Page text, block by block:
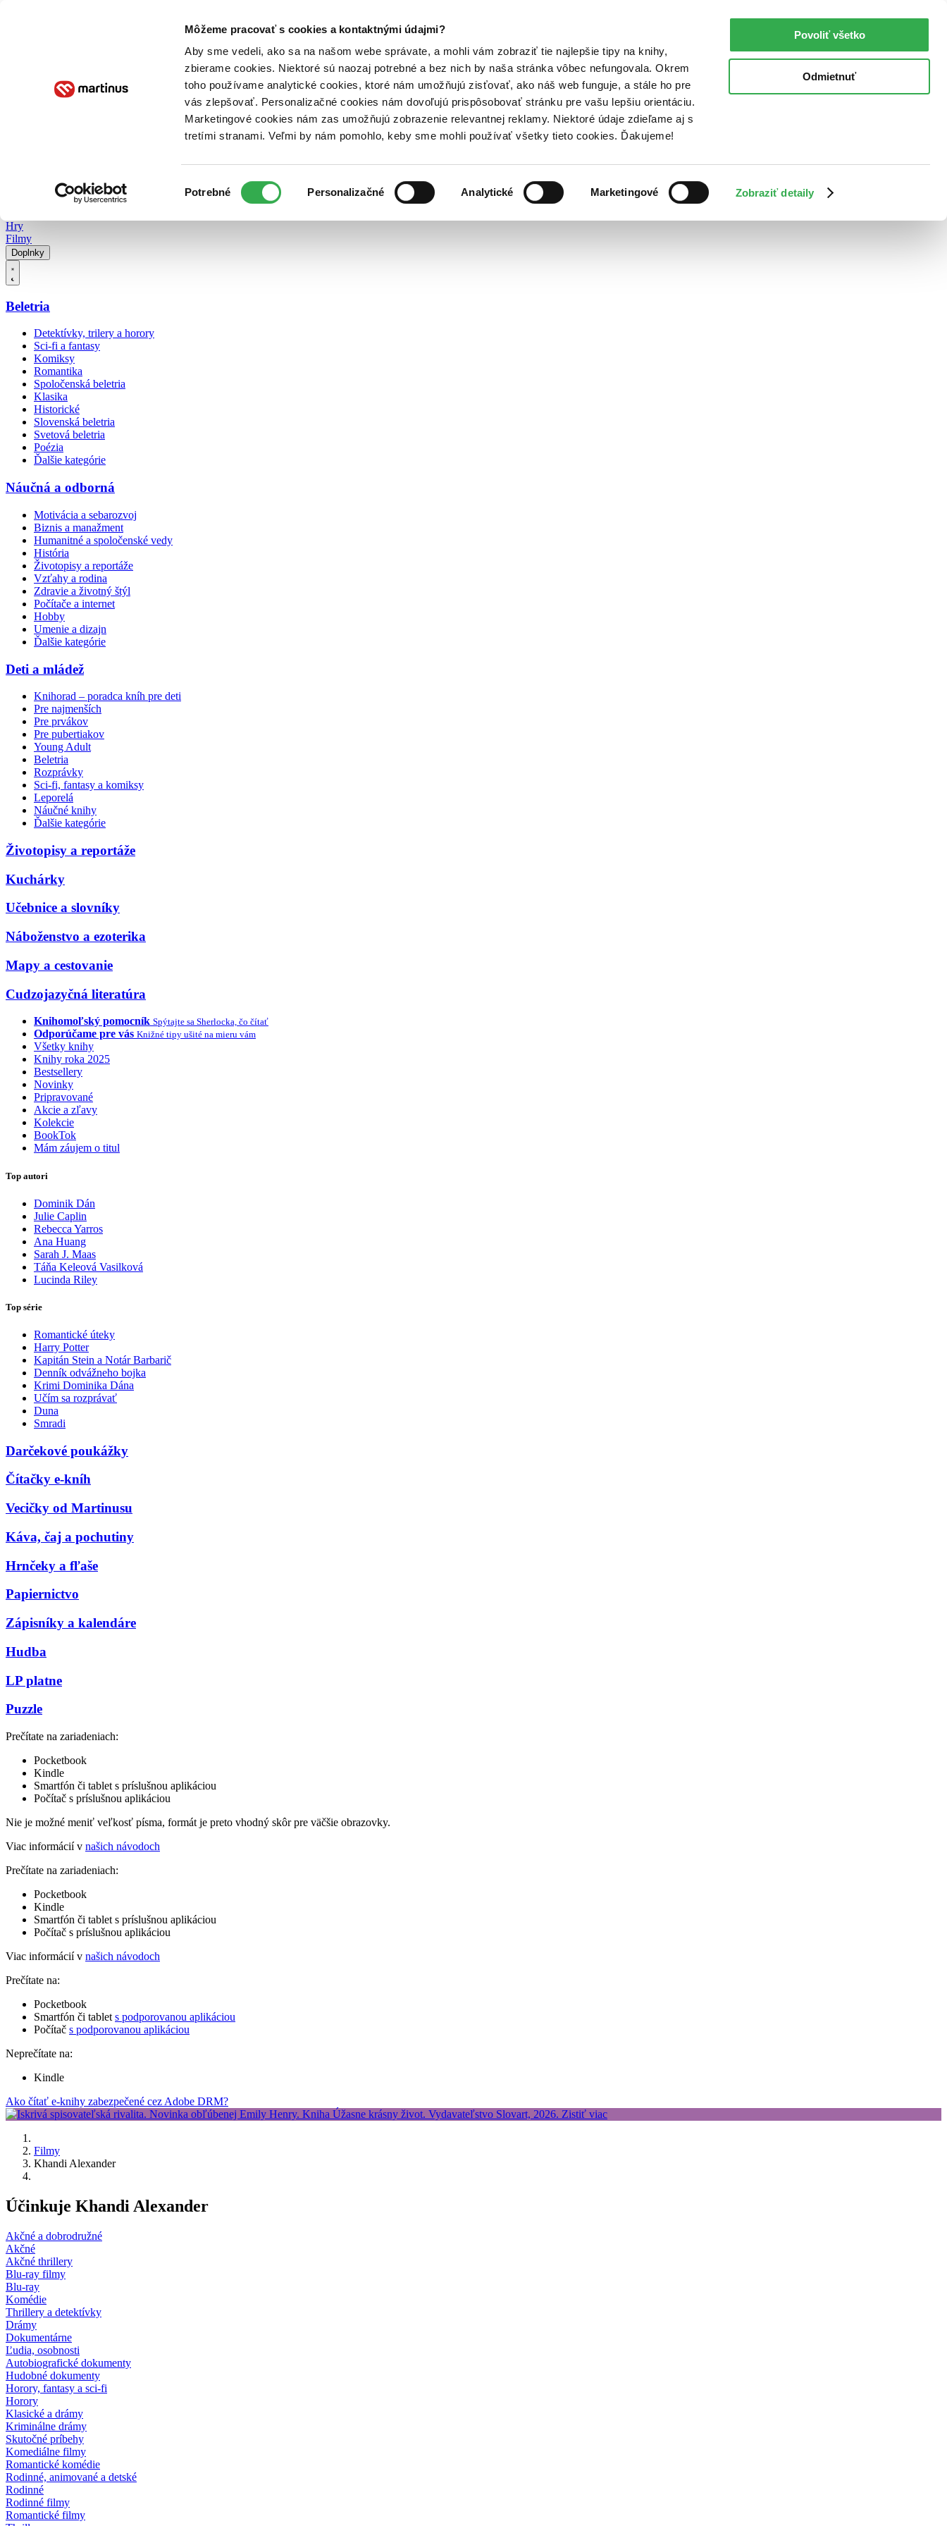
Môžeme pracovať s cookies a kontaktnými údajmi?
Aby sme vedeli, ako sa na našom webe správate, a mohli vám zobraziť tie najlepšie tipy na knihy,
zbierame cookies. Niektoré sú naozaj potrebné a bez nich by naša stránka vôbec nefungovala. Okrem
toho používame analytické cookies, ktoré nám umožňujú zisťovať, ako náš web funguje, a stále ho pre
vás zlepšovať. Personalizačné cookies nám dovoľujú prispôsobovať stránku pre vašu lepšiu orientáciu.
Marketingové cookies nám zas umožňujú zobrazenie relevantnej reklamy. Niektoré údaje zdieľame aj s
tretími stranami. Veľmi by nám pomohlo, keby sme mohli používať všetky tieto cookies. Ďakujeme!
súhlasu
Potrebné Personalizačné Analytické Marketingové Zobraziť detaily
Povoliť všetko
Odmietnuť
Poukážky Kontakt
Hry
Filmy
Doplnky
Beletria
Detektívky, trilery a horory
Sci-fi a fantasy
Komiksy
Romantika
Spoločenská beletria
Klasika
Historické
Slovenská beletria
Svetová beletria
Poézia
Ďalšie kategórie
Náučná a odborná
Motivácia a sebarozvoj
Biznis a manažment
Humanitné a spoločenské vedy
História
Životopisy a reportáže
Vzťahy a rodina
Zdravie a životný štýl
Počítače a internet
Hobby
Umenie a dizajn
Ďalšie kategórie
Deti a mládež
Knihorad – poradca kníh pre deti
Pre najmenších
Pre prvákov
Pre pubertiakov
Young Adult
Beletria
Rozprávky
Sci-fi, fantasy a komiksy
Leporelá
Náučné knihy
Ďalšie kategórie
Životopisy a reportáže
Kuchárky
Učebnice a slovníky
Náboženstvo a ezoterika
Mapy a cestovanie
Cudzojazyčná literatúra
Knihomoľský pomocník Spýtajte sa Sherlocka, čo čítať
Odporúčame pre vás Knižné tipy ušité na mieru vám
Všetky knihy
Knihy roka 2025
Bestsellery
Novinky
Pripravované
Akcie a zľavy
Kolekcie
BookTok
Mám záujem o titul
Top autori
Dominik Dán
Julie Caplin
Rebecca Yarros
Ana Huang
Sarah J. Maas
Táňa Keleová Vasilková
Lucinda Riley
Top série
Romantické úteky
Harry Potter
Kapitán Stein a Notár Barbarič
Denník odvážneho bojka
Krimi Dominika Dána
Učím sa rozprávať
Duna
Smradi
Darčekové poukážky
Čítačky e-kníh
Vecičky od Martinusu
Káva, čaj a pochutiny
Hrnčeky a fľaše
Papiernictvo
Zápisníky a kalendáre
Hudba
LP platne
Puzzle
Prečítate na zariadeniach:
Pocketbook
Kindle
Smartfón či tablet s príslušnou aplikáciou
Počítač s príslušnou aplikáciou
Nie je možné meniť veľkosť písma, formát je preto vhodný skôr pre väčšie obrazovky.
Viac informácií v našich návodoch
Prečítate na zariadeniach:
Pocketbook
Kindle
Smartfón či tablet s príslušnou aplikáciou
Počítač s príslušnou aplikáciou
Viac informácií v našich návodoch
Prečítate na:
Pocketbook
Smartfón či tablet s podporovanou aplikáciou
Počítač s podporovanou aplikáciou
Neprečítate na:
Kindle
Ako čítať e-knihy zabezpečené cez Adobe DRM?
Filmy
Khandi Alexander
Účinkuje Khandi Alexander
Akčné a dobrodružné
Akčné
Akčné thrillery
Blu-ray filmy
Blu-ray
Komédie
Thrillery a detektívky
Drámy
Dokumentárne
Ľudia, osobnosti
Autobiografické dokumenty
Hudobné dokumenty
Horory, fantasy a sci-fi
Horory
Klasické a drámy
Kriminálne drámy
Skutočné príbehy
Komediálne filmy
Romantické komédie
Rodinné, animované a detské
Rodinné
Rodinné filmy
Romantické filmy